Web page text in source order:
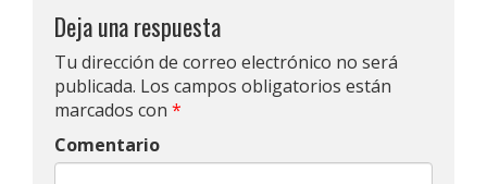
Deja una respuesta
Tu dirección de correo electrónico no será
publicada. Los campos obligatorios están
marcados con *
Comentario